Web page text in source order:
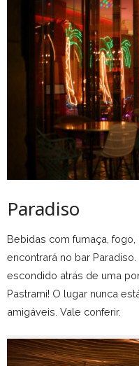
Paradiso
Bebidas com fumaça,
encontrará no bar
escondido atrás de uma
Pastrami! O lugar nunca
amigáveis. Vale conferir.